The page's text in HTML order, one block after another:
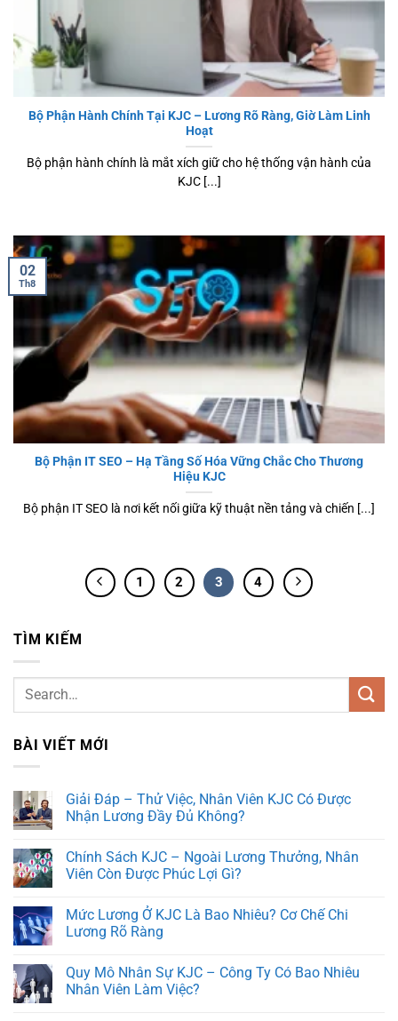
Bộ Phận Hành Chính Tại KJC – Lương Rõ Ràng, Giờ Làm Linh
Hoạt
Bộ phận hành chính là mắt xích giữ cho hệ thống vận hành của
KJC [...]
Bộ Phận IT SEO – Hạ Tầng Số Hóa Vững Chắc Cho Thương
Hiệu KJC
Bộ phận IT SEO là nơi kết nối giữa kỹ thuật nền tảng và chiến [...]
02
Th8
1 2 3 4
TÌM KIẾM
BÀI VIẾT MỚI
Giải Đáp – Thử Việc, Nhân Viên KJC Có Được
Nhận Lương Đầy Đủ Không?
Chính Sách KJC – Ngoài Lương Thưởng, Nhân
Viên Còn Được Phúc Lợi Gì?
Mức Lương Ở KJC Là Bao Nhiêu? Cơ Chế Chi
Lương Rõ Ràng
Quy Mô Nhân Sự KJC – Công Ty Có Bao Nhiêu
Nhân Viên Làm Việc?